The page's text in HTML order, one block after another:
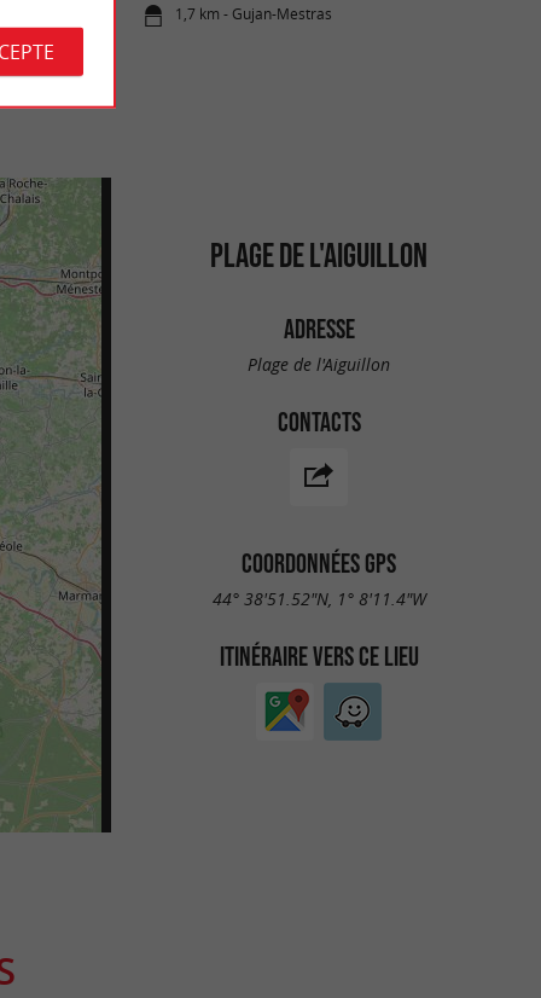
1,7 km - Gujan-Mestras
PLAGE DE L'AIGUILLON
ADRESSE
Plage de l'Aiguillon
CONTACTS
COORDONNÉES GPS
44° 38'51.52"N, 1° 8'11.4"W
ITINÉRAIRE VERS CE LIEU